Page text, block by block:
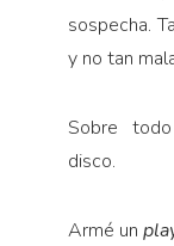
sospecha.
y no tan
Sobre
disco.
Armé un